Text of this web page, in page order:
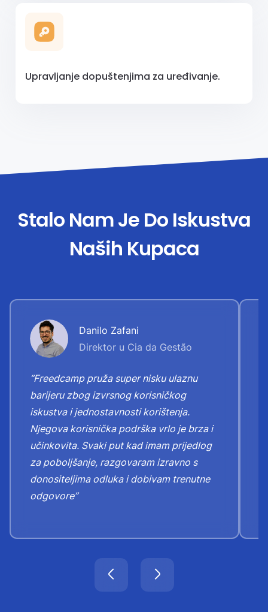
Upravljanje dopuštenjima za uređivanje.
Stalo Nam Je Do Iskustva
Naših Kupaca
Danilo Zafani
Direktor u Cia da Gestão
“Freedcamp pruža super nisku ulaznu
barijeru zbog izvrsnog korisničkog
iskustva i jednostavnosti korištenja.
Njegova korisnička podrška vrlo je brza i
učinkovita. Svaki put kad imam prijedlog
za poboljšanje, razgovaram izravno s
donositeljima odluka i dobivam trenutne
odgovore”